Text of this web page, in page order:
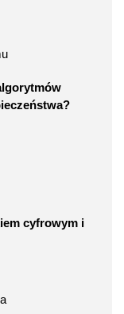
cyfrowym i